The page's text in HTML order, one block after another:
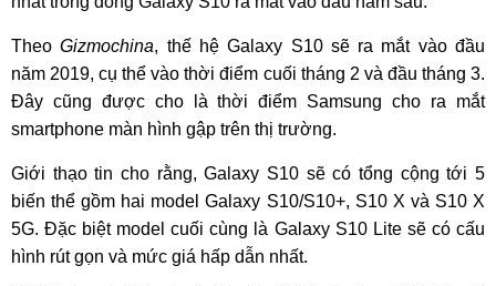
TheoGizmochina, thế hệ Galaxy S10 sẽ ra mắt vào đầu
năm 2019, cụ thể vào thời điểm cuối tháng 2 và đầu tháng 3.
Đây cũng được cho là thời điểm Samsung cho ra mắt
smartphone màn hình gập trên thị trường.
Giới thạo tin cho rằng, Galaxy S10 sẽ có tổng cộng tới 5
biến thể gồm hai model Galaxy S10/S10+, S10 X và S10 X
5G. Đặc biệt model cuối cùng là Galaxy S10 Lite sẽ có cấu
hình rút gọn và mức giá hấp dẫn nhất.